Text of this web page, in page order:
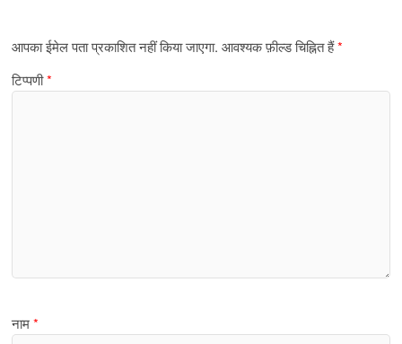
आपका ईमेल पता प्रकाशित नहीं किया जाएगा. आवश्यक फ़ील्ड चिह्नित हैं*
टिप्पणी*
नाम*